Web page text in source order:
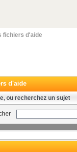
fichiers d'aide
d'aide
ou recherchez un sujet